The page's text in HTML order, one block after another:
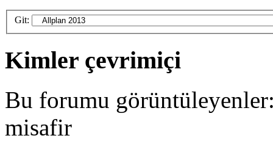
Git:
Kimler çevrimiçi
Bu forumu
misafir